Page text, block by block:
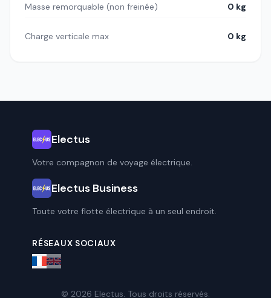
Masse remorquable (non freinée) 0 kg
Charge verticale max 0 kg
Electus
Votre compagnon de voyage électrique.
Electus Business
Toute votre flotte électrique à un seul endroit.
RÉSEAUX SOCIAUX
© 2026 Electus. Tous droits réservés.